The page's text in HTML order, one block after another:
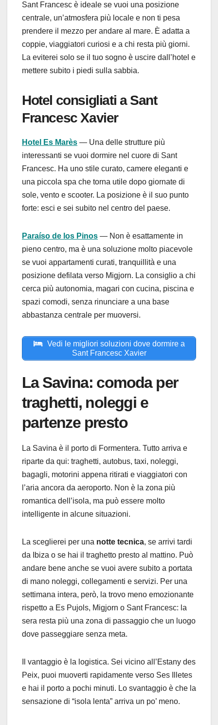
Sant Francesc è ideale se vuoi una posizione
centrale, un’atmosfera più locale e non ti pesa
prendere il mezzo per andare al mare. È adatta a
coppie, viaggiatori curiosi e a chi resta più giorni.
La eviterei solo se il tuo sogno è uscire dall’hotel e
mettere subito i piedi sulla sabbia.
Hotel consigliati a Sant
Francesc Xavier
Hotel Es Marès — Una delle strutture più
interessanti se vuoi dormire nel cuore di Sant
Francesc. Ha uno stile curato, camere eleganti e
una piccola spa che torna utile dopo giornate di
sole, vento e scooter. La posizione è il suo punto
forte: esci e sei subito nel centro del paese.
Paraíso de los Pinos — Non è esattamente in
pieno centro, ma è una soluzione molto piacevole
se vuoi appartamenti curati, tranquillità e una
posizione defilata verso Migjorn. La consiglio a chi
cerca più autonomia, magari con cucina, piscina e
spazi comodi, senza rinunciare a una base
abbastanza centrale per muoversi.
Vedi le migliori soluzioni dove dormire a
Sant Francesc Xavier
La Savina: comoda per
traghetti, noleggi e
partenze presto
La Savina è il porto di Formentera. Tutto arriva e
riparte da qui: traghetti, autobus, taxi, noleggi,
bagagli, motorini appena ritirati e viaggiatori con
l’aria ancora da aeroporto. Non è la zona più
romantica dell’isola, ma può essere molto
intelligente in alcune situazioni.
La sceglierei per una notte tecnica, se arrivi tardi
da Ibiza o se hai il traghetto presto al mattino. Può
andare bene anche se vuoi avere subito a portata
di mano noleggi, collegamenti e servizi. Per una
settimana intera, però, la trovo meno emozionante
rispetto a Es Pujols, Migjorn o Sant Francesc: la
sera resta più una zona di passaggio che un luogo
dove passeggiare senza meta.
Il vantaggio è la logistica. Sei vicino all’Estany des
Peix, puoi muoverti rapidamente verso Ses Illetes
e hai il porto a pochi minuti. Lo svantaggio è che la
sensazione di “isola lenta” arriva un po’ meno.